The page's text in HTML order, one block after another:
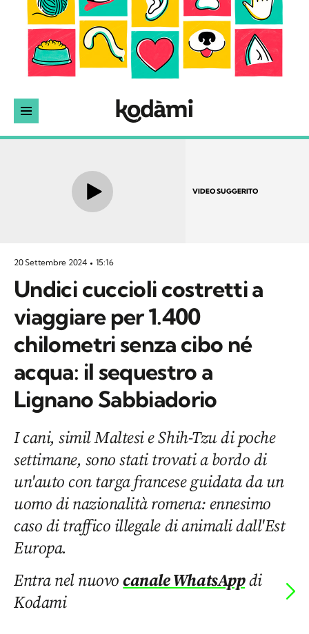
VIDEO SUGGERITO
20 Settembre 2024 15:16
Undici cuccioli costretti a
viaggiare per 1.400
chilometri senza cibo né
acqua: il sequestro a
Lignano Sabbiadorio
I cani, simil Maltesi e Shih-Tzu di poche
settimane, sono stati trovati a bordo di
un'auto con targa francese guidata da un
uomo di nazionalità romena: ennesimo
caso di traffico illegale di animali dall'Est
Europa.
Entra nel nuovocanale WhatsAppdi
Kodami